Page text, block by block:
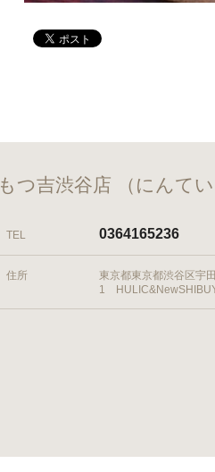
もつ吉渋谷店 （にんて
TEL 0364165236
住所
東京都東京都渋谷区宇
1